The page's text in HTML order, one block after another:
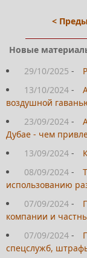
<
Новые
29/10/2025 -
13/10/2024 -
воздушной
23/09/2024 -
Дубае - чем
13/09/2024 -
08/09/2024 -
использованию
07/09/2024 -
компании и
07/09/2024 -
спецслужб,